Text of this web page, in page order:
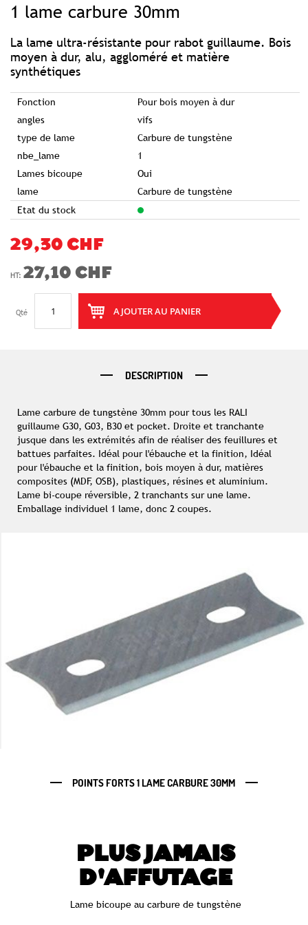
1 lame carbure 30mm
La lame ultra-résistante pour rabot guillaume. Bois
moyen à dur, alu, aggloméré et matière
synthétiques
Fonction
Pour bois moyen à dur
angles
vifs
type de lame
Carbure de tungstène
nbe_lame
1
Lames bicoupe
Oui
lame
Carbure de tungstène
Etat du stock
29,30 CHF
27,10 CHF
Qté AJOUTER AU PANIER
beginning
images
gallery
DESCRIPTION
Lame carbure de tungstène 30mm pour tous les RALI
guillaume G30, G03, B30 et pocket. Droite et tranchante
jusque dans les extrémités afin de réaliser des feuillures et
battues parfaites. Idéal pour l'ébauche et la finition, Idéal
pour l'ébauche et la finition, bois moyen à dur, matières
composites (MDF, OSB), plastiques, résines et aluminium.
Lame bi-coupe réversible, 2 tranchants sur une lame.
Emballage individuel 1 lame, donc 2 coupes.
POINTS FORTS 1 LAME CARBURE 30MM
PLUS JAMAIS
D'AFFUTAGE
Lame bicoupe au carbure de tungstène